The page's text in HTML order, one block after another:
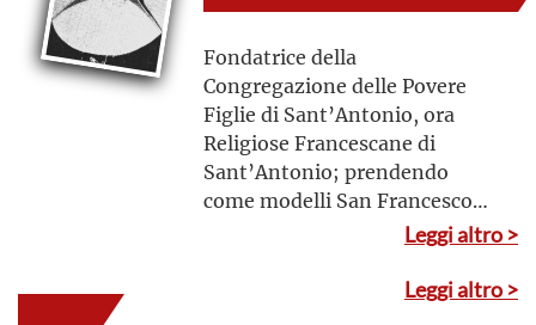
donandosi generosamente agli
Fondatrice della
Congregazione delle Povere
Figlie di Sant’Antonio, ora
Religiose Francescane di
Sant’Antonio; prendendo
come modelli San Francesco
d’Assisi, Sant’Antonio da
Thiene, ebbe un grande amore
Leggi altro >
Leggi altro >